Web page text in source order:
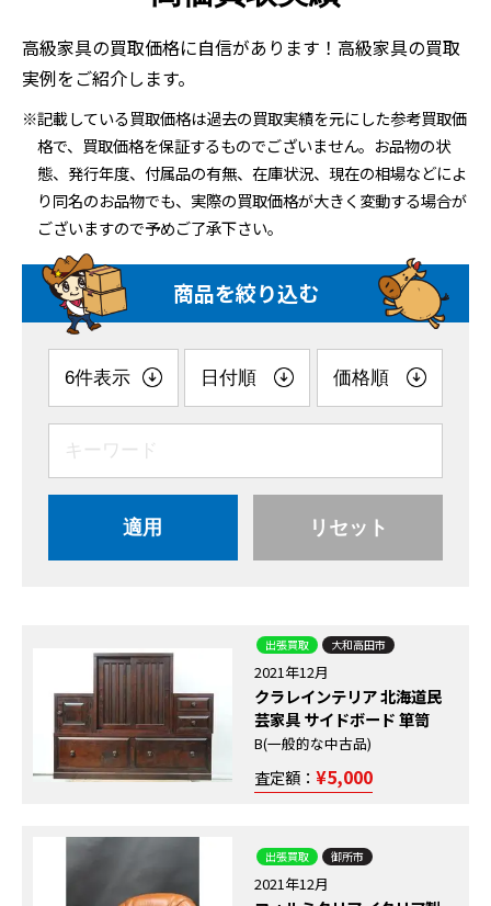
高級家具の買取価格に自信があります！高級家具の買取
実例をご紹介します。
※記載している買取価格は過去の買取実績を元にした参考買取価
格で、買取価格を保証するものでございません。お品物の状
態、発行年度、付属品の有無、在庫状況、現在の相場などによ
り同名のお品物でも、実際の買取価格が大きく変動する場合が
ございますので予めご了承下さい。
商品を絞り込む
適用 リセット
出張買取 大和高田市
2021年12月
クラレインテリア 北海道民
芸家具 サイドボード 箪笥
B(一般的な中古品)
査定額： ¥5,000
出張買取 御所市
2021年12月